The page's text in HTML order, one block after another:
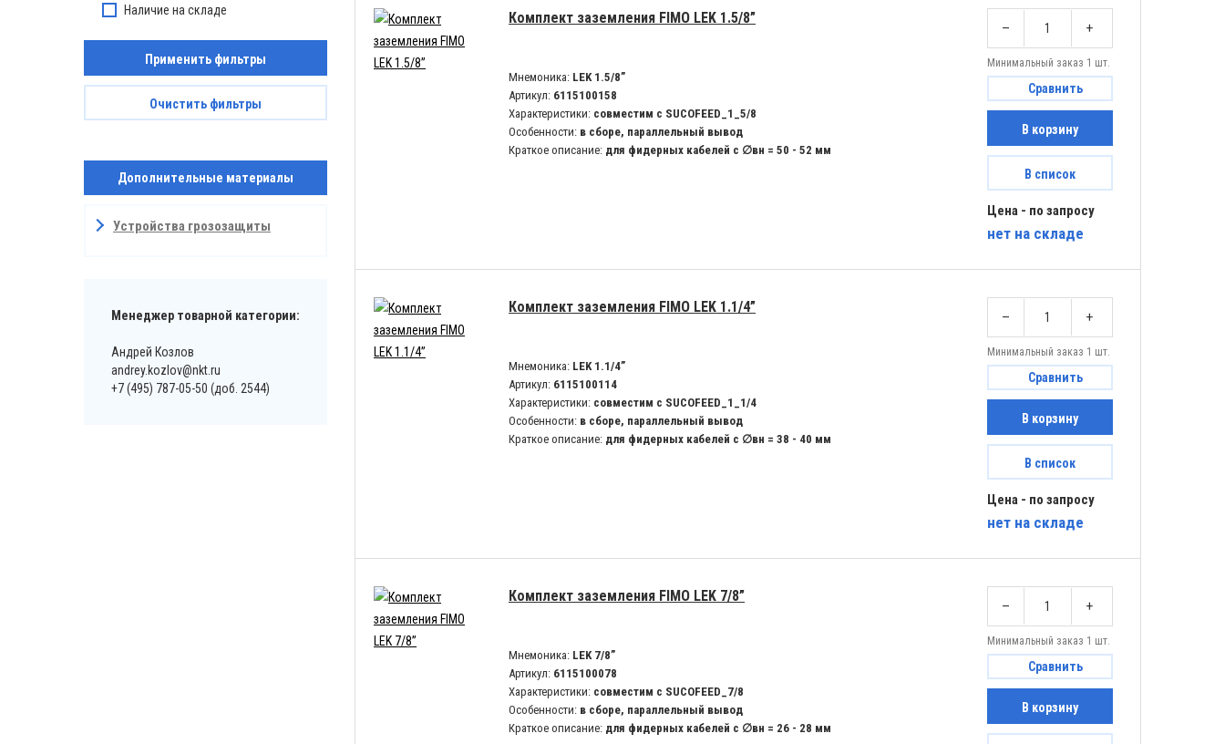
Наличие на складе
Применить фильтры
Очистить фильтры
Дополнительные материалы
Устройства грозозащиты
Менеджер товарной категории:
Андрей Козлов
andrey.kozlov@nkt.ru
+7 (495) 787-05-50 (доб. 2544)
Комплект заземления FIMO LEK 1.5/8”
Мнемоника: LEK 1.5/8”
Артикул: 6115100158
Характеристики: совместим с SUCOFEED_1_5/8
Особенности: в сборе, параллельный вывод
Краткое описание: для фидерных кабелей с ∅вн = 50 - 52 мм
– +
Минимальный заказ 1 шт.
Сравнить
В корзину
В список
Цена - по запросу
нет на складе
Комплект заземления FIMO LEK 1.1/4”
Мнемоника: LEK 1.1/4”
Артикул: 6115100114
Характеристики: совместим с SUCOFEED_1_1/4
Особенности: в сборе, параллельный вывод
Краткое описание: для фидерных кабелей с ∅вн = 38 - 40 мм
– +
Минимальный заказ 1 шт.
Сравнить
В корзину
В список
Цена - по запросу
нет на складе
Комплект заземления FIMO LEK 7/8”
Мнемоника: LEK 7/8”
Артикул: 6115100078
Характеристики: совместим с SUCOFEED_7/8
Особенности: в сборе, параллельный вывод
Краткое описание: для фидерных кабелей с ∅вн = 26 - 28 мм
– +
Минимальный заказ 1 шт.
Сравнить
В корзину